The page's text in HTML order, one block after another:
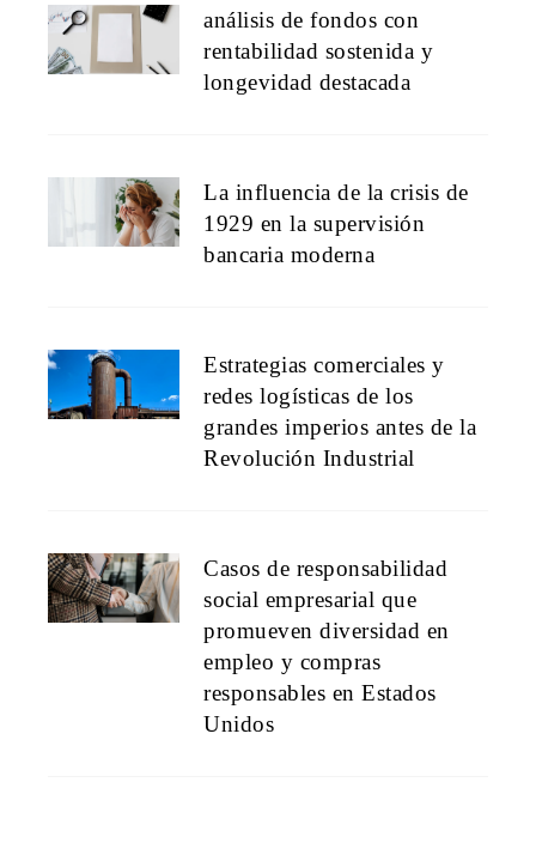
análisis de fondos con
rentabilidad sostenida y
longevidad destacada
La influencia de la crisis de
1929 en la supervisión
bancaria moderna
Estrategias comerciales y
redes logísticas de los
grandes imperios antes de la
Revolución Industrial
Casos de responsabilidad
social empresarial que
promueven diversidad en
empleo y compras
responsables en Estados
Unidos